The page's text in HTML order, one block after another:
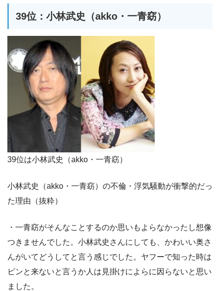
39位：小林武史（akko・一青窈）
39位は小林武史（akko・一青窈）
小林武史（akko・一青窈）の不倫・浮気騒動が衝撃的だっ
た理由（抜粋）
・一青窈がそんなことするのか思いもよらなかったし想像
つきませんでした。小林武史さんにしても、かわいい奥さ
んがいてどうしてと言う感じでした。ヤフーで知った時は
ピンと来ないと言うか人は見掛けによらに因らないと思い
ました。